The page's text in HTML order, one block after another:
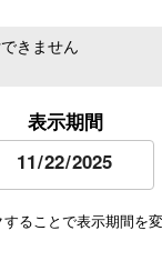
きません
表示期間
ることで表示期間を